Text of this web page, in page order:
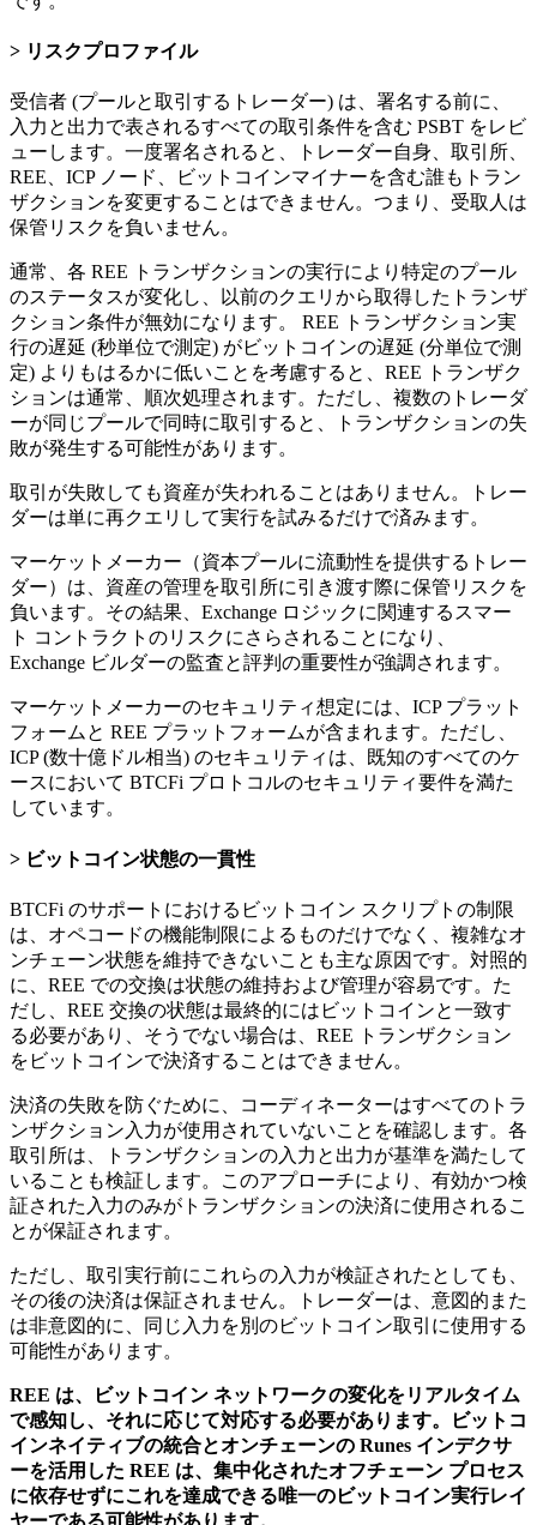
リスクプロファイル
受信者 (プールと取引するトレーダー) は、署名する前に、
入力と出力で表されるすべての取引条件を含む PSBT をレビ
ューします。一度署名されると、トレーダー自身、取引所、
REE、ICP ノード、ビットコインマイナーを含む誰もトラン
ザクションを変更することはできません。つまり、受取人は
保管リスクを負いません。
通常、各 REE トランザクションの実行により特定のプール
のステータスが変化し、以前のクエリから取得したトランザ
クション条件が無効になります。 REE トランザクション実
行の遅延 (秒単位で測定) がビットコインの遅延 (分単位で測
定) よりもはるかに低いことを考慮すると、REE トランザク
ションは通常、順次処理されます。ただし、複数のトレーダ
ーが同じプールで同時に取引すると、トランザクションの失
敗が発生する可能性があります。
取引が失敗しても資産が失われることはありません。トレー
ダーは単に再クエリして実行を試みるだけで済みます。
マーケットメーカー（資本プールに流動性を提供するトレー
ダー）は、資産の管理を取引所に引き渡す際に保管リスクを
負います。その結果、Exchange ロジックに関連するスマー
ト コントラクトのリスクにさらされることになり、
Exchange ビルダーの監査と評判の重要性が強調されます。
マーケットメーカーのセキュリティ想定には、ICP プラット
フォームと REE プラットフォームが含まれます。ただし、
ICP (数十億ドル相当) のセキュリティは、既知のすべてのケ
ースにおいて BTCFi プロトコルのセキュリティ要件を満た
しています。
ビットコイン状態の一貫性
BTCFi のサポートにおけるビットコイン スクリプトの制限
は、オペコードの機能制限によるものだけでなく、複雑なオ
ンチェーン状態を維持できないことも主な原因です。対照的
に、REE での交換は状態の維持および管理が容易です。た
だし、REE 交換の状態は最終的にはビットコインと一致す
る必要があり、そうでない場合は、REE トランザクション
をビットコインで決済することはできません。
決済の失敗を防ぐために、コーディネーターはすべてのトラ
ンザクション入力が使用されていないことを確認します。各
取引所は、トランザクションの入力と出力が基準を満たして
いることも検証します。このアプローチにより、有効かつ検
証された入力のみがトランザクションの決済に使用されるこ
とが保証されます。
ただし、取引実行前にこれらの入力が検証されたとしても、
その後の決済は保証されません。トレーダーは、意図的また
は非意図的に、同じ入力を別のビットコイン取引に使用する
可能性があります。
REE は、ビットコイン ネットワークの変化をリアルタイム
で感知し、それに応じて対応する必要があります。ビットコ
インネイティブの統合とオンチェーンの Runes インデクサ
ーを活用した REE は、集中化されたオフチェーン プロセス
に依存せずにこれを達成できる唯一のビットコイン実行レイ
ヤーである可能性があります。